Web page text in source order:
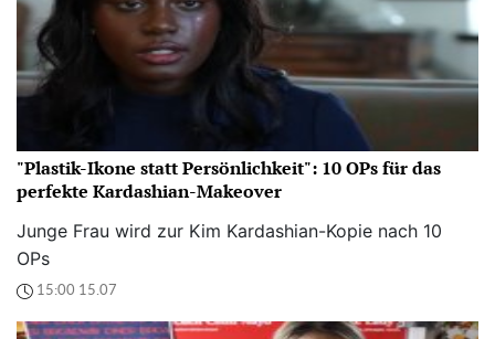
"Plastik-Ikone statt Persönlichkeit": 10 OPs für das
perfekte Kardashian-Makeover
Junge Frau wird zur Kim Kardashian-Kopie nach 10
OPs
15:00 15.07